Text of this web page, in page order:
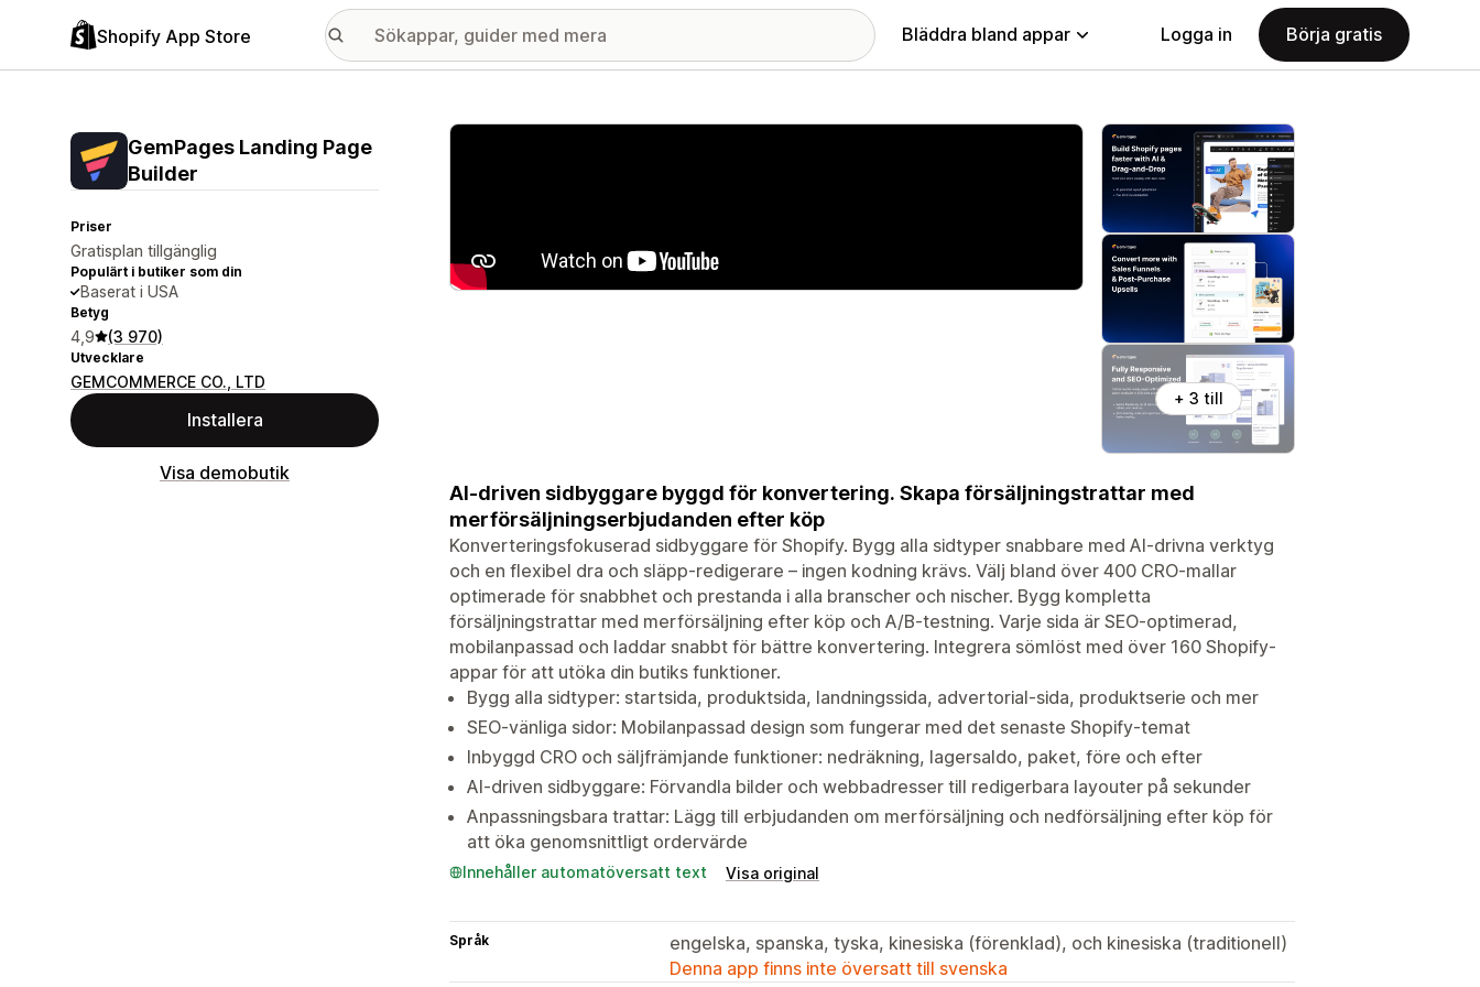
Shopify App Store Bläddra bland appar Logga in Börja gratis
GemPages Landing Page
Builder
Priser
Gratisplan tillgänglig
Populärt i butiker som din
Baserat i USA
Betyg
4,9 (3 970)
Utvecklare
GEMCOMMERCE CO., LTD
Installera
Visa demobutik
Galleri med utvalda bilder
+ 3 till
AI-driven sidbyggare byggd för konvertering. Skapa försäljningstrattar med
merförsäljningserbjudanden efter köp
Konverteringsfokuserad sidbyggare för Shopify. Bygg alla sidtyper snabbare med AI-drivna verktyg
och en flexibel dra och släpp-redigerare – ingen kodning krävs. Välj bland över 400 CRO-mallar
optimerade för snabbhet och prestanda i alla branscher och nischer. Bygg kompletta
försäljningstrattar med merförsäljning efter köp och A/B-testning. Varje sida är SEO-optimerad,
mobilanpassad och laddar snabbt för bättre konvertering. Integrera sömlöst med över 160 Shopify-
appar för att utöka din butiks funktioner.
Bygg alla sidtyper: startsida, produktsida, landningssida, advertorial-sida, produktserie och mer
SEO-vänliga sidor: Mobilanpassad design som fungerar med det senaste Shopify-temat
Inbyggd CRO och säljfrämjande funktioner: nedräkning, lagersaldo, paket, före och efter
AI-driven sidbyggare: Förvandla bilder och webbadresser till redigerbara layouter på sekunder
Anpassningsbara trattar: Lägg till erbjudanden om merförsäljning och nedförsäljning efter köp för
att öka genomsnittligt ordervärde
Innehåller automatöversatt text Visa original
Språk
engelska, spanska, tyska, kinesiska (förenklad), och kinesiska (traditionell)
Denna app finns inte översatt till svenska